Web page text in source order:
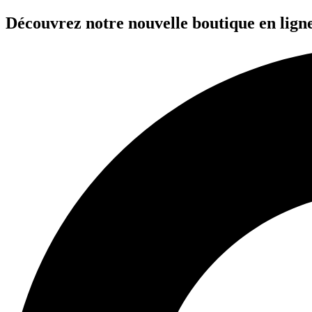
Aller
au
Découvrez notre nouvelle boutique en